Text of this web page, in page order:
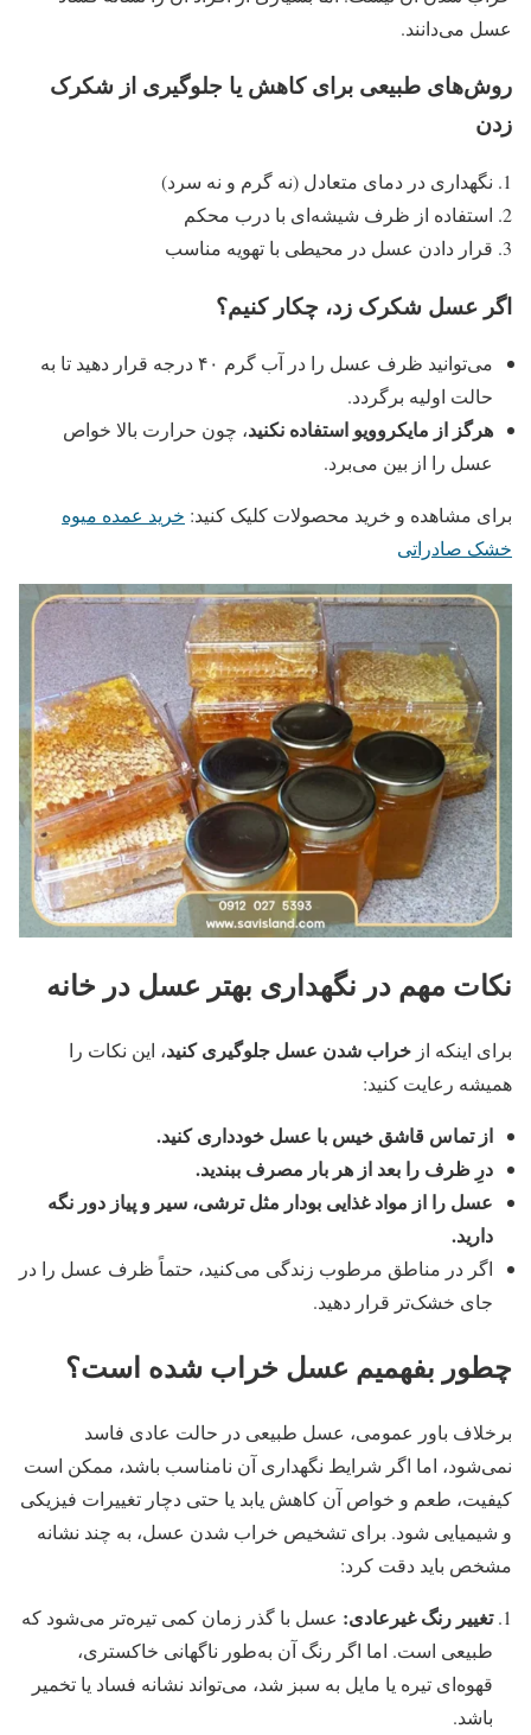
عسل می‌دانند.
روش‌های طبیعی برای کاهش یا جلوگیری از شکرک
زدن
نگهداری در دمای متعادل (نه گرم و نه سرد)
استفاده از ظرف شیشه‌ای با درب محکم
قرار دادن عسل در محیطی با تهویه مناسب
اگر عسل شکرک زد، چکار کنیم؟
می‌توانید ظرف عسل را در آب گرم ۴۰ درجه قرار دهید تا به
حالت اولیه برگردد.
هرگز از مایکروویو استفاده نکنید، چون حرارت بالا خواص
عسل را از بین می‌برد.
برای مشاهده و خرید محصولات کلیک کنید: خرید عمده میوه
خشک صادراتی
نکات مهم در نگهداری بهتر عسل در خانه
برای اینکه از خراب شدن عسل جلوگیری کنید، این نکات را
همیشه رعایت کنید:
از تماس قاشق خیس با عسل خودداری کنید.
درِ ظرف را بعد از هر بار مصرف ببندید.
عسل را از مواد غذایی بودار مثل ترشی، سیر و پیاز دور نگه
دارید.
اگر در مناطق مرطوب زندگی می‌کنید، حتماً ظرف عسل را در
جای خشک‌تر قرار دهید.
چطور بفهمیم عسل خراب شده است؟
برخلاف باور عمومی، عسل طبیعی در حالت عادی فاسد
نمی‌شود، اما اگر شرایط نگهداری آن نامناسب باشد، ممکن است
کیفیت، طعم و خواص آن کاهش یابد یا حتی دچار تغییرات فیزیکی
و شیمیایی شود. برای تشخیص خراب شدن عسل، به چند نشانه‌
مشخص باید دقت کرد:
تغییر رنگ غیرعادی: عسل با گذر زمان کمی تیره‌تر می‌شود که
طبیعی است. اما اگر رنگ آن به‌طور ناگهانی خاکستری،
قهوه‌ای تیره یا مایل به سبز شد، می‌تواند نشانه فساد یا تخمیر
باشد.